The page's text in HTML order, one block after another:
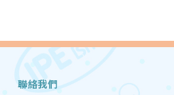
聯絡我們